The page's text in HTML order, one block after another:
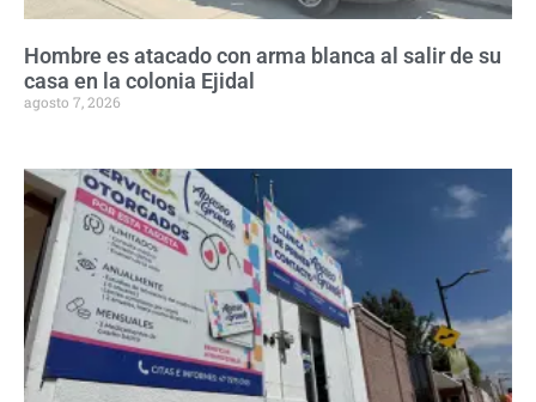
Hombre es atacado con arma blanca al salir de su
casa en la colonia Ejidal
agosto 7, 2026